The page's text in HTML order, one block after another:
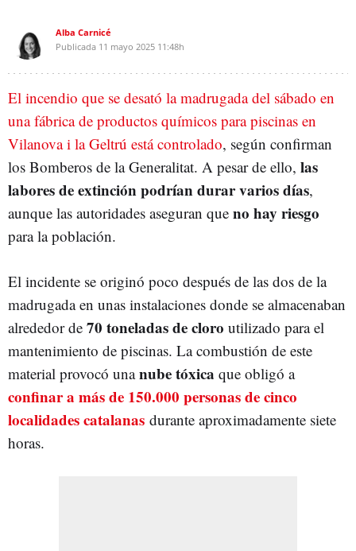
Alba Carnicé
Publicada 11 mayo 2025 11:48h
El incendio que se desató la madrugada del sábado en
una fábrica de productos químicos para piscinas en
Vilanova i la Geltrú está controlado, según confirman
los Bomberos de la Generalitat. A pesar de ello, las
labores de extinción podrían durar varios días,
aunque las autoridades aseguran que no hay riesgo
para la población.
El incidente se originó poco después de las dos de la
madrugada en unas instalaciones donde se almacenaban
alrededor de 70 toneladas de cloro utilizado para el
mantenimiento de piscinas. La combustión de este
material provocó unanube tóxica que obligó a
confinar a más de 150.000 personas de cinco
localidades catalanas durante aproximadamente siete
horas.